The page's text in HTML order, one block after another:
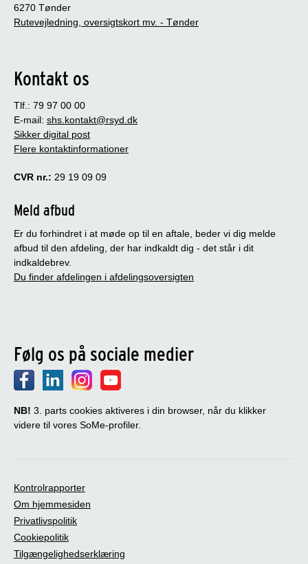
6270 Tønder
Rutevejledning, oversigtskort mv. - Tønder
Kontakt os
Tlf.: 79 97 00 00
E-mail: shs.kontakt@rsyd.dk
Sikker digital post
Flere kontaktinformationer
CVR nr.: 29 19 09 09
Meld afbud
Er du forhindret i at møde op til en aftale, beder vi dig melde
afbud til den afdeling, der har indkaldt dig - det står i dit
indkaldebrev.
Du finder afdelingen i afdelingsoversigten
Følg os på sociale medier
NB! 3. parts cookies aktiveres i din browser, når du klikker
videre til vores SoMe-profiler.
Kontrolrapporter
Om hjemmesiden
Privatlivspolitik
Cookiepolitik
Tilgængelighedserklæring